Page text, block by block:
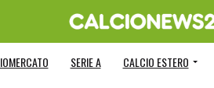
SERIE A CALCIO ESTERO